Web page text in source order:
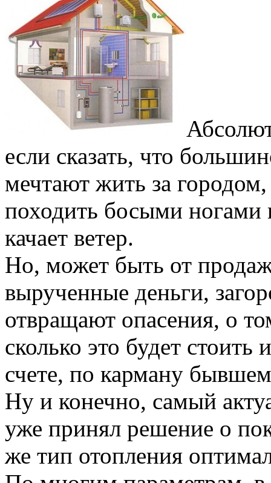
если сказать, что
мечтают жить за
походить босыми ногами
качает ветер.
Но, может быть от
вырученные деньги,
отвращают опасения, о
сколько это будет стоить
счете, по карману
Ну и конечно, самый
уже принял решение о
же тип отопления